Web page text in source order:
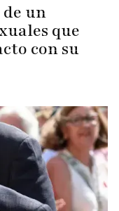
un
que
con su